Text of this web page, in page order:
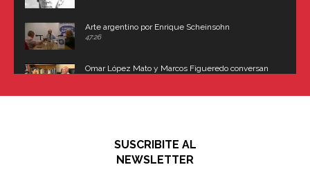
Arte argentino por Enrique Scheinsohn
47:26
Omar López Mato y Marcos Figueredo conversan
"En política, la estupidez no es una desventaja"
SUSCRIBITE AL
NEWSLETTER